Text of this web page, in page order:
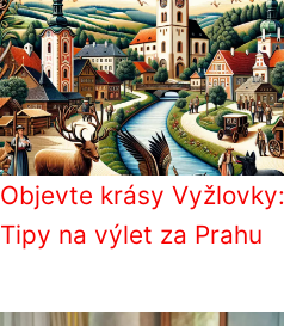
Objevte krásy Vyžlovky:
Tipy na výlet za Prahu